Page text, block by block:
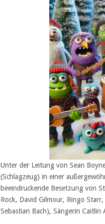
Unter der Leitung von Sean
(Schlagzeug) in einer
beeindruckende Besetzung von
Rock, David Gilmour, Ringo
Sebastian Bach), Sängerin Caitlin